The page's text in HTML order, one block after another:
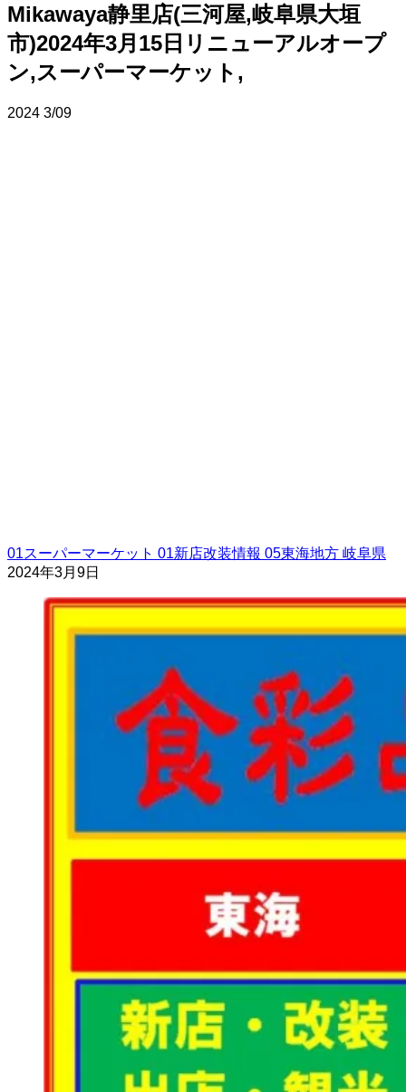
Mikawaya静里店(三河屋,岐阜県大垣
市)2024年3月15日リニューアルオープ
ン,スーパーマーケット,
2024 3/09
01スーパーマーケット 01新店改装情報 05東海地方 岐阜県
2024年3月9日